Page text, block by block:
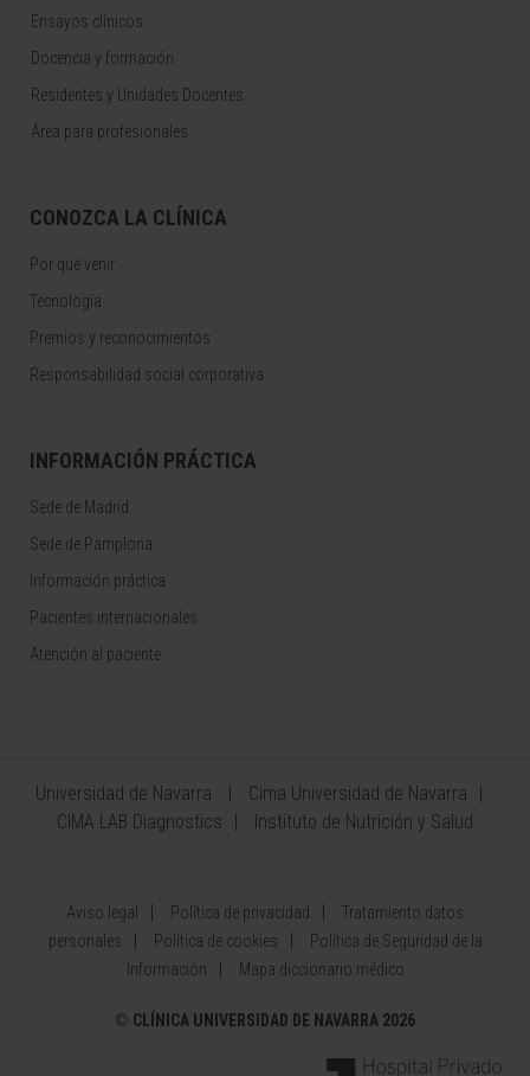
Ensayos clínicos
Docencia y formación
Residentes y Unidades Docentes
Área para profesionales
CONOZCA LA CLÍNICA
Por qué venir
Tecnología
Premios y reconocimientos
Responsabilidad social corporativa
INFORMACIÓN PRÁCTICA
Sede de Madrid
Sede de Pamplona
Información práctica
Pacientes internacionales
Atención al paciente
Universidad de Navarra
Cima Universidad de Navarra
CIMA LAB Diagnostics
Instituto de Nutrición y Salud
Aviso legal Política de privacidad
Tratamiento datos
personales
Política de cookies
Política de Seguridad de la
Información
Mapa diccionario médico
© CLÍNICA UNIVERSIDAD DE NAVARRA 2026